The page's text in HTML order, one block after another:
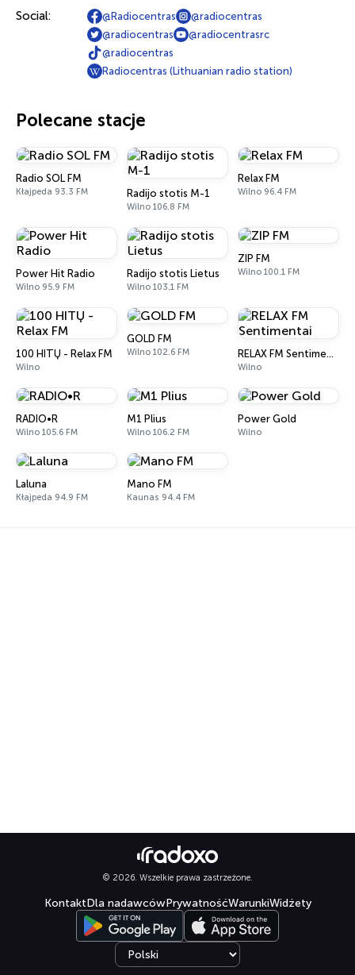
Social: @Radiocentras
@radiocentras
@radiocentras
@radiocentrasrc
@radiocentras
Radiocentras (Lithuanian radio station)
Polecane stacje
Radio SOL FM
Kłajpeda 93.3 FM Radijo stotis M-1
Wilno 106.8 FM
Relax FM
Wilno 96.4 FM
Power Hit Radio
Wilno 95.9 FM
Radijo stotis Lietus
Wilno 103.1 FM
ZIP FM
Wilno 100.1 FM
100 HITŲ - Relax FM
Wilno
GOLD FM
Wilno 102.6 FM RELAX FM Sentimentai
Wilno
RADIO•R
Wilno 105.6 FM
M1 Plius
Wilno 106.2 FM
Power Gold
Wilno
Laluna
Kłajpeda 94.9 FM
Mano FM
Kaunas 94.4 FM
© 2026. Wszelkie prawa zastrzeżone.
KontaktDla nadawcówPrywatnośćWarunkiWidżety
Select language